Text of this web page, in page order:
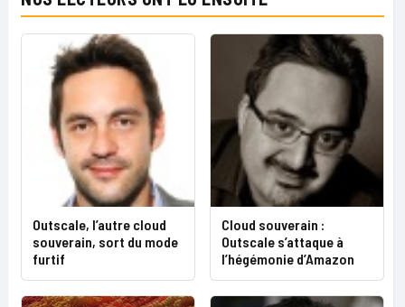
Outscale, l’autre cloud
souverain, sort du mode
furtif
Cloud souverain :
Outscale s’attaque à
l’hégémonie d’Amazon